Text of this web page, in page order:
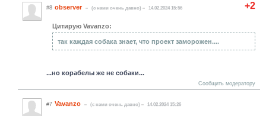
+2
#8 observer (c нами очень давно) 14.02.2024 15:56
Цитирую Vavanzo:
так каждая собака знает, что проект заморожен....
...но корабелы же не собаки...
Сообщить модератору
#7 Vavanzo (c нами очень давно) 14.02.2024 15:26